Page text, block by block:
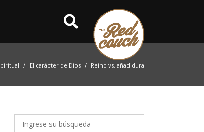
El carácter de Dios Reino vs. añadidura